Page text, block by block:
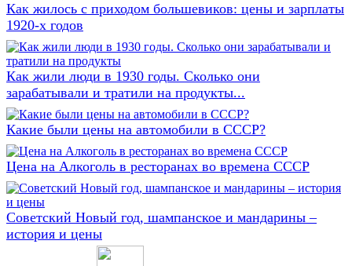
Как жилось с приходом большевиков: цены и зарплаты
1920-х годов
Как жили люди в 1930 годы. Сколько они
зарабатывали и тратили на продукты...
Какие были цены на автомобили в СССР?
Цена на Алкоголь в ресторанах во времена СССР
Советский Новый год, шампанское и мандарины –
история и цены